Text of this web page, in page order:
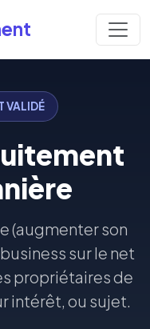
VALIDÉ
(augmenter son
sur le net
propriétaires de
intérêt, ou sujet.